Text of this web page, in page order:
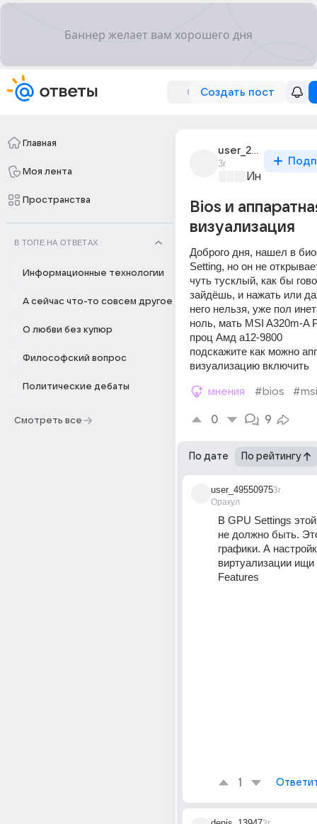
Создать пост
Главная
Моя лента
Пространства
В ТОПЕ НА ОТВЕТАХ
Информационные технологии
А сейчас что-то совсем другое
О любви без купюр
Философский вопрос
Политические дебаты
Смотреть все
user_299660166
3г
Bios и
визуализация
Доброго дня, нашел в
Setting, но он не
чуть тусклый, как бы
зайдёшь, и нажать или
него нельзя, уже пол
ноль, мать MSI A320m-A
проц Амд а12-9800
подскажите как можно
визуализацию включить
мнения #bios #msi
0 9
По дате По рейтингу
user_49550975
Оракул
3г
В GPU Settings
не должно быть.
графики. А
виртуализации
Features
1